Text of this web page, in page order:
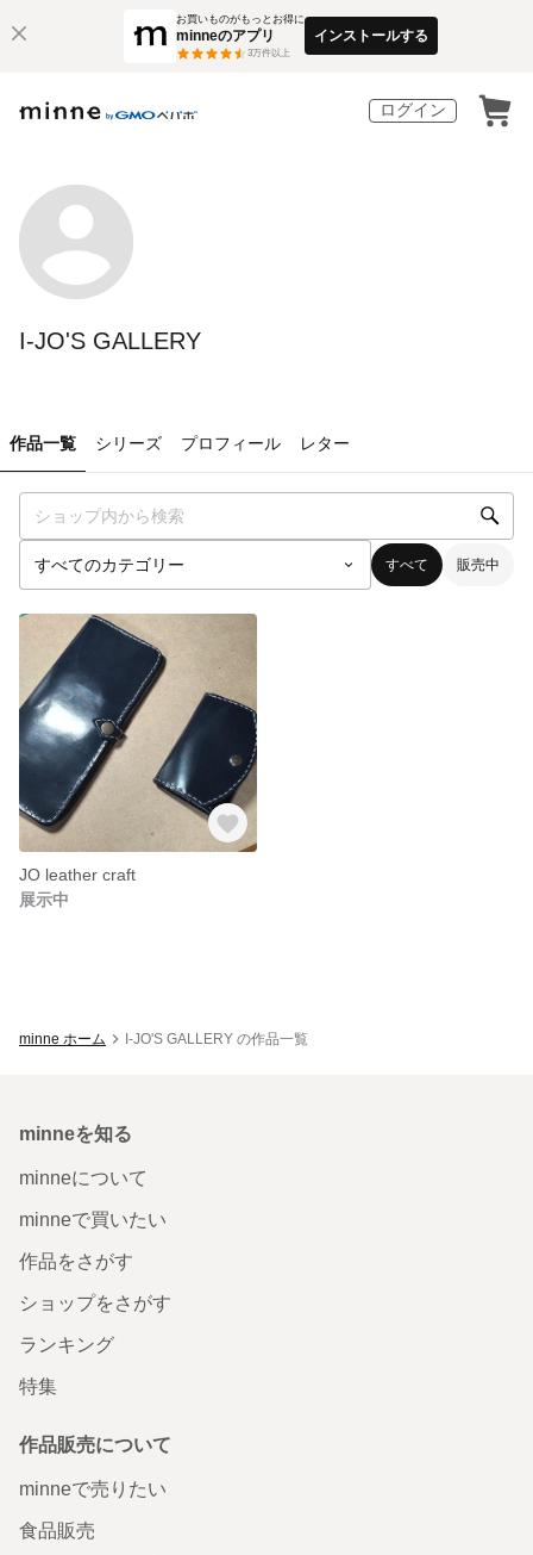
お買いものがもっとお得に
minneのアプリ
3万件以上
インストールする
ログイン
I-JO'S GALLERY
作品一覧 シリーズ プロフィール レター
すべて 販売中
JO leather craft
展示中
minne ホーム I-JO'S GALLERY の作品一覧
minneを知る
minneについて
minneで買いたい
作品をさがす
ショップをさがす
ランキング
特集
作品販売について
minneで売りたい
食品販売